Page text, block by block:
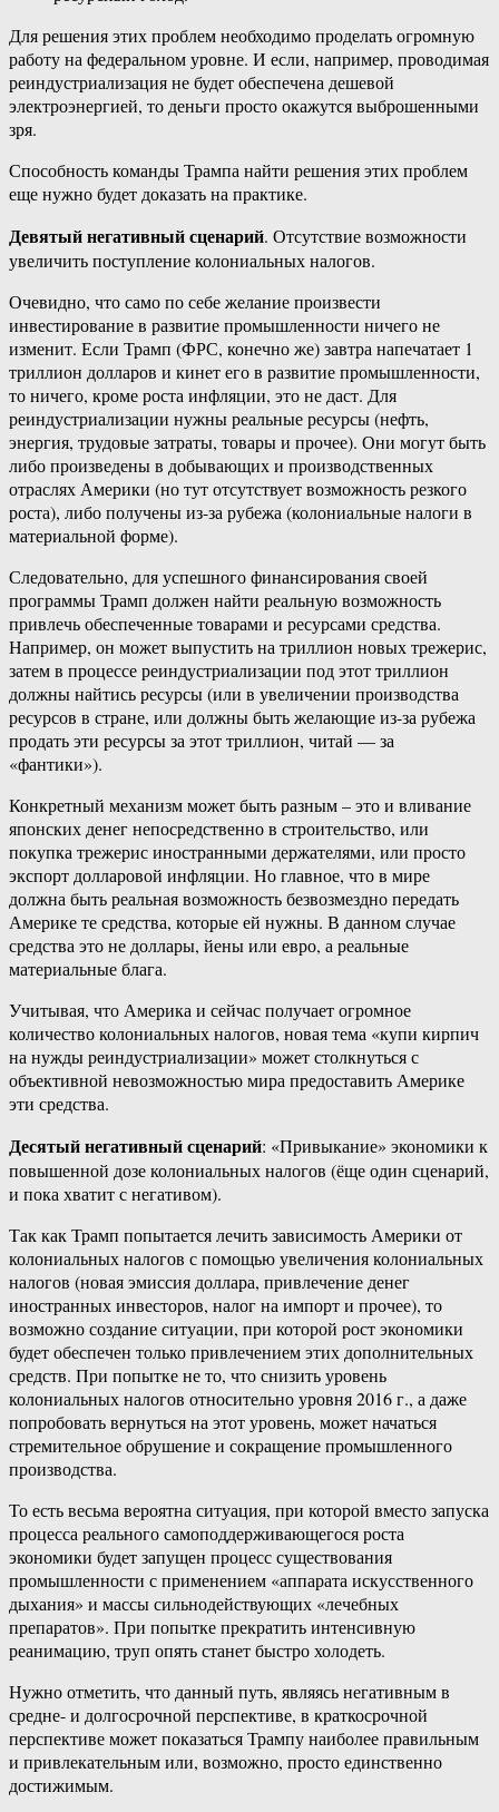
Для решения этих проблем необходимо проделать огромную
работу на федеральном уровне. И если, например, проводимая
реиндустриализация не будет обеспечена дешевой
электроэнергией, то деньги просто окажутся выброшенными
зря.
Способность команды Трампа найти решения этих проблем
еще нужно будет доказать на практике.
Девятый негативный сценарий. Отсутствие возможности
увеличить поступление колониальных налогов.
Очевидно, что само по себе желание произвести
инвестирование в развитие промышленности ничего не
изменит. Если Трамп (ФРС, конечно же) завтра напечатает 1
триллион долларов и кинет его в развитие промышленности,
то ничего, кроме роста инфляции, это не даст. Для
реиндустриализации нужны реальные ресурсы (нефть,
энергия, трудовые затраты, товары и прочее). Они могут быть
либо произведены в добывающих и производственных
отраслях Америки (но тут отсутствует возможность резкого
роста), либо получены из-за рубежа (колониальные налоги в
материальной форме).
Следовательно, для успешного финансирования своей
программы Трамп должен найти реальную возможность
привлечь обеспеченные товарами и ресурсами средства.
Например, он может выпустить на триллион новых трежерис,
затем в процессе реиндустриализации под этот триллион
должны найтись ресурсы (или в увеличении производства
ресурсов в стране, или должны быть желающие из-за рубежа
продать эти ресурсы за этот триллион, читай — за
«фантики»).
Конкретный механизм может быть разным – это и вливание
японских денег непосредственно в строительство, или
покупка трежерис иностранными держателями, или просто
экспорт долларовой инфляции. Но главное, что в мире
должна быть реальная возможность безвозмездно передать
Америке те средства, которые ей нужны. В данном случае
средства это не доллары, йены или евро, а реальные
материальные блага.
Учитывая, что Америка и сейчас получает огромное
количество колониальных налогов, новая тема «купи кирпич
на нужды реиндустриализации» может столкнуться с
объективной невозможностью мира предоставить Америке
эти средства.
Десятый негативный сценарий: «Привыкание» экономики к
повышенной дозе колониальных налогов (ёще один сценарий,
и пока хватит с негативом).
Так как Трамп попытается лечить зависимость Америки от
колониальных налогов с помощью увеличения колониальных
налогов (новая эмиссия доллара, привлечение денег
иностранных инвесторов, налог на импорт и прочее), то
возможно создание ситуации, при которой рост экономики
будет обеспечен только привлечением этих дополнительных
средств. При попытке не то, что снизить уровень
колониальных налогов относительно уровня 2016 г., а даже
попробовать вернуться на этот уровень, может начаться
стремительное обрушение и сокращение промышленного
производства.
То есть весьма вероятна ситуация, при которой вместо запуска
процесса реального самоподдерживающегося роста
экономики будет запущен процесс существования
промышленности с применением «аппарата искусственного
дыхания» и массы сильнодействующих «лечебных
препаратов». При попытке прекратить интенсивную
реанимацию, труп опять станет быстро холодеть.
Нужно отметить, что данный путь, являясь негативным в
средне- и долгосрочной перспективе, в краткосрочной
перспективе может показаться Трампу наиболее правильным
и привлекательным или, возможно, просто единственно
достижимым.